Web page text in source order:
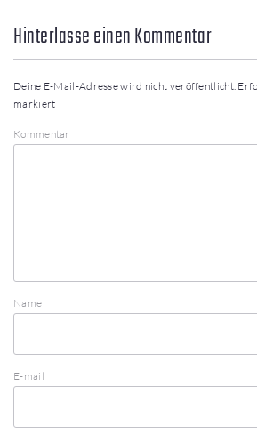
Hinterlasse einen Kommentar
Deine E-Mail-Adresse wird nicht veröffentlicht.
markiert
Kommentar
Name
E-mail